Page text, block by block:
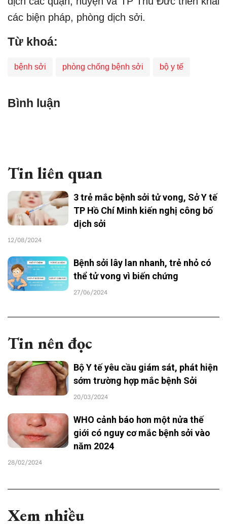
các biện pháp, phòng dịch sởi.​
Từ khoá:
bệnh sởi phòng chống bệnh sởi bộ y tế
Bình luận
Tin liên quan
3 trẻ mắc bệnh sởi tử vong, Sở Y tế
TP Hồ Chí Minh kiến nghị công bố
dịch sởi
12/08/2024
Bệnh sởi lây lan nhanh, trẻ nhỏ có
thể tử vong vì biến chứng
27/06/2024
Tin nên đọc
Bộ Y tế yêu cầu giám sát, phát hiện
sớm trường hợp mắc bệnh Sởi
20/03/2024
WHO cảnh báo hơn một nửa thế
giới có nguy cơ mắc bệnh sởi vào
năm 2024
28/02/2024
Xem nhiều